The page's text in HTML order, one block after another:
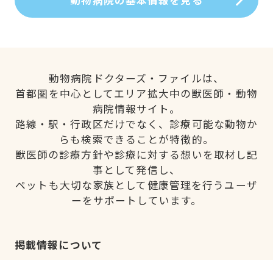
動物病院ドクターズ・ファイルは、
首都圏を中心としてエリア拡大中の獣医師・動物
病院情報サイト。
路線・駅・行政区だけでなく、診療可能な動物か
らも検索できることが特徴的。
獣医師の診療方針や診療に対する想いを取材し記
事として発信し、
ペットも大切な家族として健康管理を行うユーザ
ーをサポートしています。
掲載情報について